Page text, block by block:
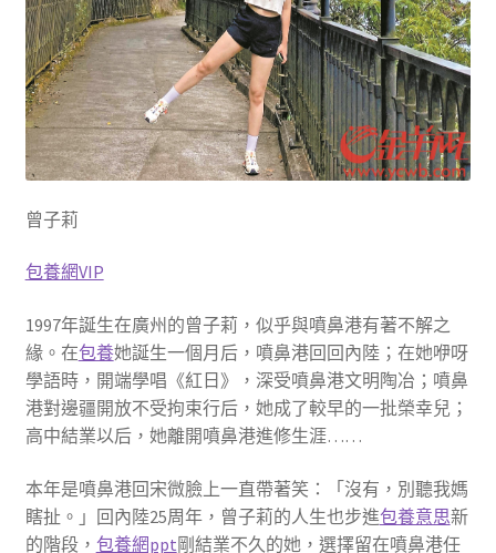
曾子莉
包養網VIP
1997年誕生在廣州的曾子莉，似乎與噴鼻港有著不解之
緣。在包養她誕生一個月后，噴鼻港回回內陸；在她咿呀
學語時，開端學唱《紅日》，深受噴鼻港文明陶冶；噴鼻
港對邊疆開放不受拘束行后，她成了較早的一批榮幸兒；
高中結業以后，她離開噴鼻港進修生涯……
本年是噴鼻港回宋微臉上一直帶著笑：「沒有，別聽我媽
瞎扯。」回內陸25周年，曾子莉的人生也步進包養意思新
的階段， 包養網ppt剛結業不久的她，選擇留在噴鼻港任